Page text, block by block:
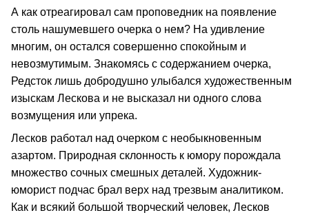
А как отреагировал сам проповедник на появление
столь нашумевшего очерка о нем? На удивление
многим, он остался совершенно спокойным и
невозмутимым. Знакомясь с содержанием очерка,
Редсток лишь добродушно улыбался художественным
изыскам Лескова и не высказал ни одного слова
возмущения или упрека.
Лесков работал над очерком с необыкновенным
азартом. Природная склонность к юмору порождала
множество сочных смешных деталей. Художник-
юморист подчас брал верх над трезвым аналитиком.
Как и всякий большой творческий человек, Лесков